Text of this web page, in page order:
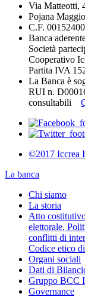
Via Matteotti,
Pojana
C.F.
Banca
Società
Cooperativo
Partita IVA
La Banca è
RUI n.
consultabili
©2017 Iccrea
La banca
Chi siamo
La storia
Atto
elettorale,
conflitti di
Codice etico
Organi sociali
Dati di
Gruppo BCC
Governance